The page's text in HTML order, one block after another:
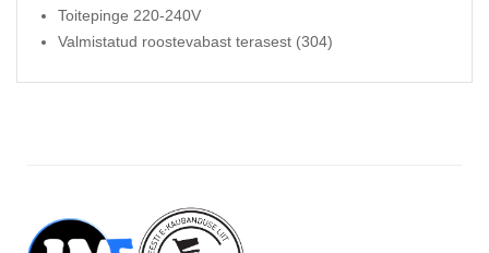
Toitepinge 220-240V
Valmistatud roostevabast terasest (304)